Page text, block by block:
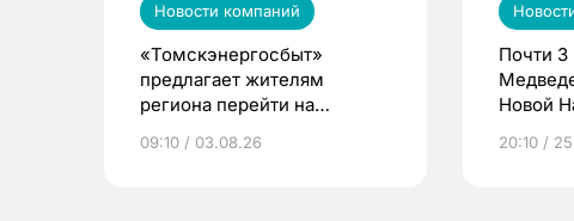
Новости компаний
«Томскэнергосбыт»
предлагает жителям
региона перейти на
выиграть призы
09:10 / 03.08.26
Почти
Новой
20:10 /